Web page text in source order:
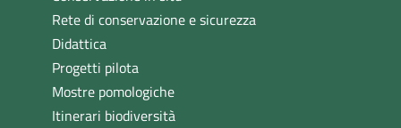
Rete di conservazione e sicurezza
Didattica
Progetti pilota
Mostre pomologiche
Itinerari biodiversità